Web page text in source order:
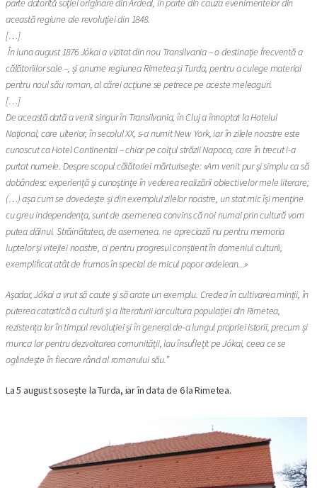
parte datorită soției originare din Ardeal, în parte din cauza evenimentelor din
această regiune ale revoluției din 1848.
[…]
În luna august 1876 Jókai a vizitat din nou Transilvania – o destinație frecventă a
călătoriilor sale –, și anume regiunea Rimetea și Turda, pentru a culege material
pentru noul său roman, al cărei acțiune se petrece pe aceste meleaguri.
[…]
De această dată a venit singur în Transilvania, în Cluj a înnoptat la Hotelul
Național, care ulterior, în secolul XX, s-a numit New York, iar în zilele noastre este
cunoscut ca Hotel Continental – chiar pe colțul străzii Napoca, care în trecut i-a
purtat numele. Despre scopul călătoriei mărturisește: «Am venit pur și simplu ca să
dobândesc experiență și cunoștințe în vederea realizării obiectivelor mele literare;
(…) așa cum se dovedește și din exemplul zilelor noastre, un stat mic își menține
cu greu independența, sunt de asemenea convins că noi numai prin cultură vom
putea dăinui. Străinătatea, de asemenea. ne apreciază nu pentru memoria
luptelor și vitejiei noastre, ci pentru progresul conștient în domeniul culturii,
exemplificat atât de frumos în special de micul popor ardelean...»
Așadar, Jókai a vrut să caute și să arate un exemplu. Credea în cultivarea minții, în
puterea catartică a culturii și a literaturii iar cultura populației din Rimetea,
rezistența lor în timpul revoluției și în general de-a lungul propriei istorii, precum și
munca lor pentru dezvoltarea comunității, lau însuflețit pe Jókai, ceea ce se
oglindește în fiecare rând al romanului său.”
La 5 august sosește la Turda, iar în data de 6 la Rimetea.